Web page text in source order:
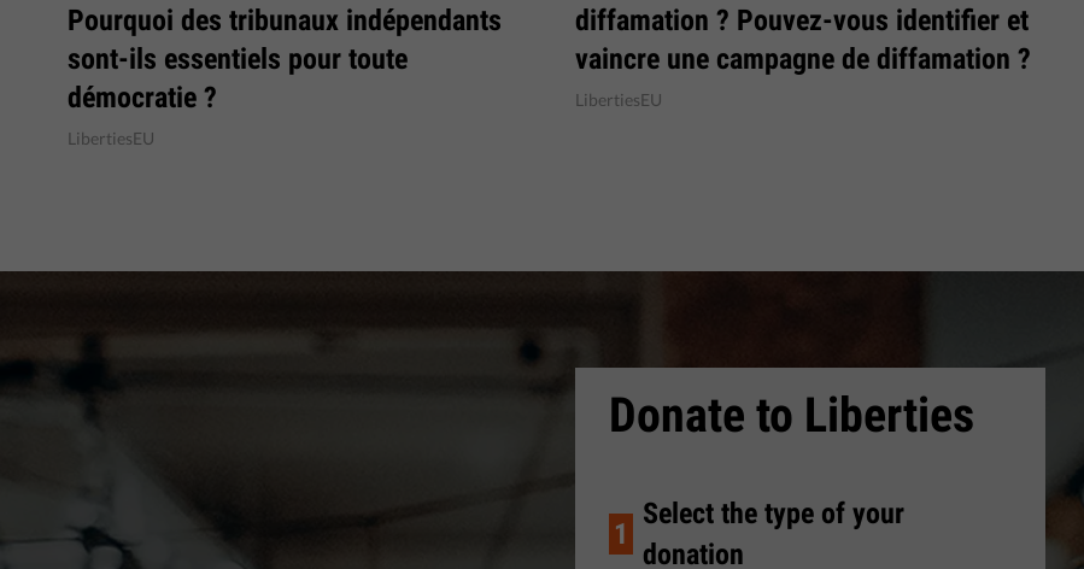
Pourquoi des tribunaux indépendants
sont-ils essentiels pour toute
démocratie ?
LibertiesEU
diffamation ? Pouvez-vous identifier et
vaincre une campagne de diffamation ?
LibertiesEU
Donate to Liberties
1
Select the type of your
donation